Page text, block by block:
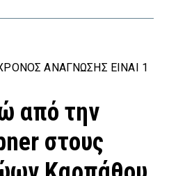
ΑΝΆΓΝΩΣΗΣ ΕΊΝΑΙ 1
από την
στους